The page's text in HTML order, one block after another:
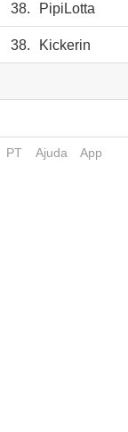
38. PipiLotta
38. Kickerin
PT Ajuda App